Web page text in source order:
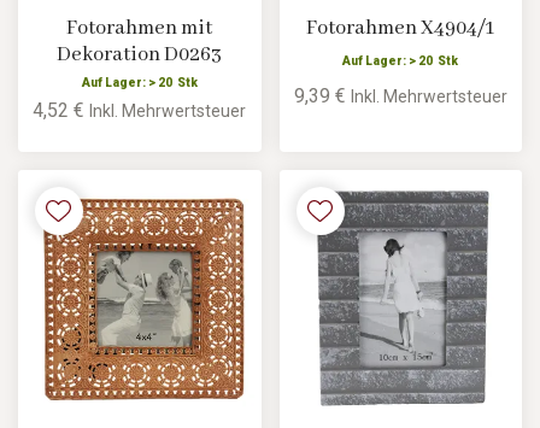
Fotorahmen mit
Dekoration D0263
Auf Lager: > 20 Stk
4,52 €Inkl. Mehrwertsteuer
Fotorahmen X4904/1
Auf Lager: > 20 Stk
9,39 € Inkl. Mehrwertsteuer